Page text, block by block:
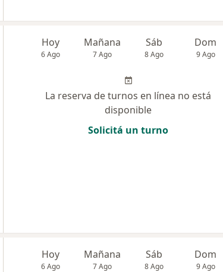
Hoy
6 Ago
Mañana
7 Ago
Sáb
8 Ago
Dom
9 Ago
La reserva de turnos en línea no está
disponible
Solicitá un turno
Hoy
6 Ago
Mañana
7 Ago
Sáb
8 Ago
Dom
9 Ago